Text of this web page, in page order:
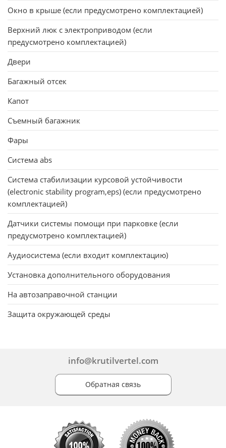
Окно в крыше (если предусмотрено комплектацией)
Верхний люк с электроприводом (если
предусмотрено комплектацией)
Двери
Багажный отсек
Капот
Съемный багажник
Фары
Система abs
Система стабилизации курсовой устойчивости
(electronic stability program,eps) (если предусмотрено
комплектацией)
Датчики системы помощи при парковке (если
предусмотрено комплектацией)
Аудиосистема (если входит комплектацию)
Установка дополнительного оборудования
На автозаправочной станции
Защита окружающей среды
info@krutilvertel.com
Обратная связь